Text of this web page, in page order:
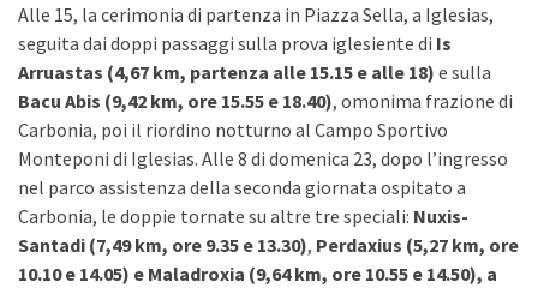
Alle 15, la cerimonia di partenza in Piazza Sella, a Iglesias,
seguita dai doppi passaggi sulla prova iglesiente di Is
Arruastas (4,67 km, partenza alle 15.15 e alle 18) e sulla
Bacu Abis (9,42 km, ore 15.55 e 18.40), omonima frazione di
Carbonia, poi il riordino notturno al Campo Sportivo
Monteponi di Iglesias. Alle 8 di domenica 23, dopo l’ingresso
nel parco assistenza della seconda giornata ospitato a
Carbonia, le doppie tornate su altre tre speciali: Nuxis-
Santadi (7,49 km, ore 9.35 e 13.30), Perdaxius (5,27 km, ore
10.10 e 14.05) e Maladroxia (9,64 km, ore 10.55 e 14.50), a